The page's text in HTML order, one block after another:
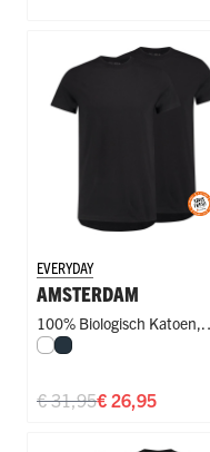
EVERYDAY
AMSTERDAM
100% Biologisch Katoen,
Regular Fit
WitNavy
€ 26,95
€ 31,95